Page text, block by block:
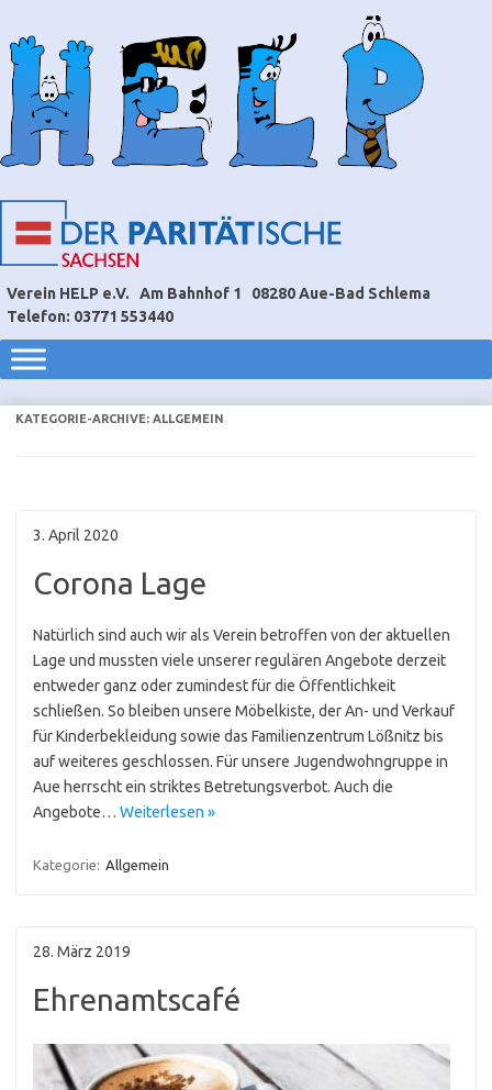
Verein HELP e.V. Am Bahnhof 1
08280 Aue-Bad Schlema
Telefon: 03771 553440
KATEGORIE-ARCHIVE: ALLGEMEIN
3. April 2020
Corona Lage
Natürlich sind auch wir als Verein betroffen von der aktuellen
Lage und mussten viele unserer regulären Angebote derzeit
entweder ganz oder zumindest für die Öffentlichkeit
schließen. So bleiben unsere Möbelkiste, der An- und Verkauf
für Kinderbekleidung sowie das Familienzentrum Lößnitz bis
auf weiteres geschlossen. Für unsere Jugendwohngruppe in
Aue herrscht ein striktes Betretungsverbot. Auch die
Angebote… Weiterlesen »
Kategorie: Allgemein
28. März 2019
Ehrenamtscafé